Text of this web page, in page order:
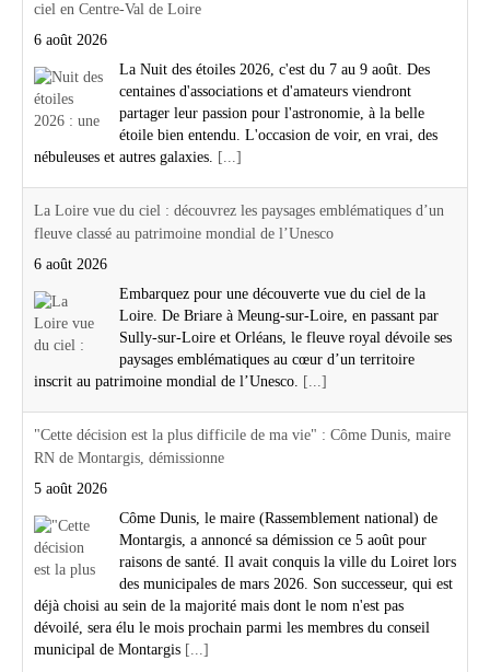
ciel en Centre-Val de Loire
6 août 2026
La Nuit des étoiles 2026, c'est du 7 au 9 août. Des
centaines d'associations et d'amateurs viendront
partager leur passion pour l'astronomie, à la belle
étoile bien entendu. L'occasion de voir, en vrai, des
nébuleuses et autres galaxies. [...]
La Loire vue du ciel : découvrez les paysages emblématiques d’un
fleuve classé au patrimoine mondial de l’Unesco
6 août 2026
Embarquez pour une découverte vue du ciel de la
Loire. De Briare à Meung-sur-Loire, en passant par
Sully-sur-Loire et Orléans, le fleuve royal dévoile ses
paysages emblématiques au cœur d’un territoire
inscrit au patrimoine mondial de l’Unesco. [...]
"Cette décision est la plus difficile de ma vie" : Côme Dunis, maire
RN de Montargis, démissionne
5 août 2026
Côme Dunis, le maire (Rassemblement national) de
Montargis, a annoncé sa démission ce 5 août pour
raisons de santé. Il avait conquis la ville du Loiret lors
des municipales de mars 2026. Son successeur, qui est
déjà choisi au sein de la majorité mais dont le nom n'est pas
dévoilé, sera élu le mois prochain parmi les membres du conseil
municipal de Montargis [...]